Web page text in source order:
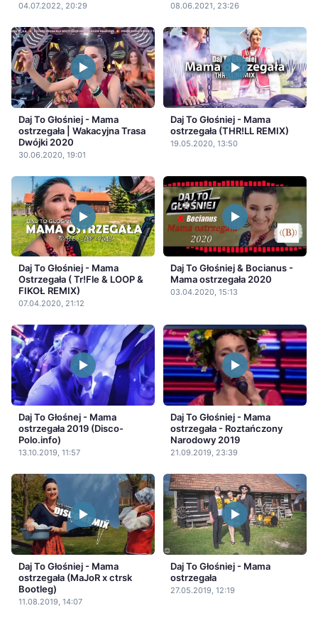
04.07.2022, 20:29 08.06.2021, 23:26
Daj To Głośniej - Mama
ostrzegała | Wakacyjna Trasa
Dwójki 2020
30.06.2020, 19:01
Daj To Głośniej - Mama
ostrzegała (THR!LL REMIX)
19.05.2020, 13:50
Daj To Głośniej - Mama
Ostrzegała ( Tr!Fle & LOOP &
FIKOŁ REMIX)
07.04.2020, 21:12
Daj To Głośniej & Bocianus -
Mama ostrzegała 2020
03.04.2020, 15:13
Daj To Głośnej - Mama
ostrzegała 2019 (Disco-
Polo.info)
13.10.2019, 11:57
Daj To Głośniej - Mama
ostrzegała - Roztańczony
Narodowy 2019
21.09.2019, 23:39
Daj To Głośniej - Mama
ostrzegała (MaJoR x ctrsk
Bootleg)
11.08.2019, 14:07
Daj To Głośniej - Mama
ostrzegała
27.05.2019, 12:19